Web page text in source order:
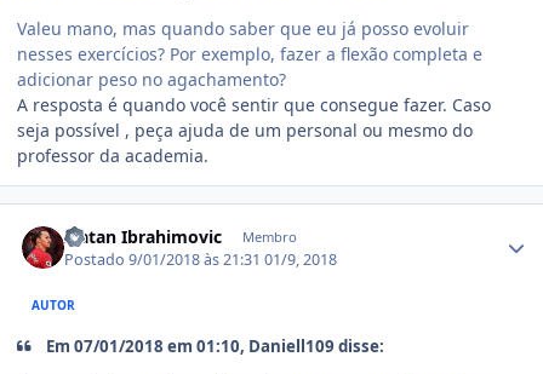
Valeu mano, mas quando saber que eu já posso evoluir
nesses exercícios? Por exemplo, fazer a flexão completa e
adicionar peso no agachamento?
A resposta é quando você sentir que consegue fazer. Caso
seja possível , peça ajuda de um personal ou mesmo do
professor da academia.
Zlatan Ibrahimovic Membro
Postado9/01/2018 às 21:3101/9, 2018
AUTOR
Em 07/01/2018 em 01:10, Daniell109 disse: